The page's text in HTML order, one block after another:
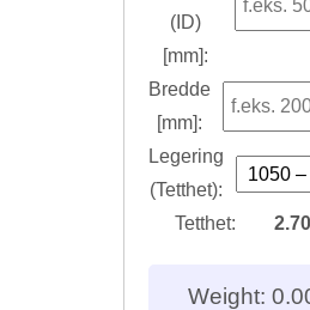
(ID)
[mm]:
Bredde
[mm]:
Legering
(Tetthet):
Tetthet:
Weight: